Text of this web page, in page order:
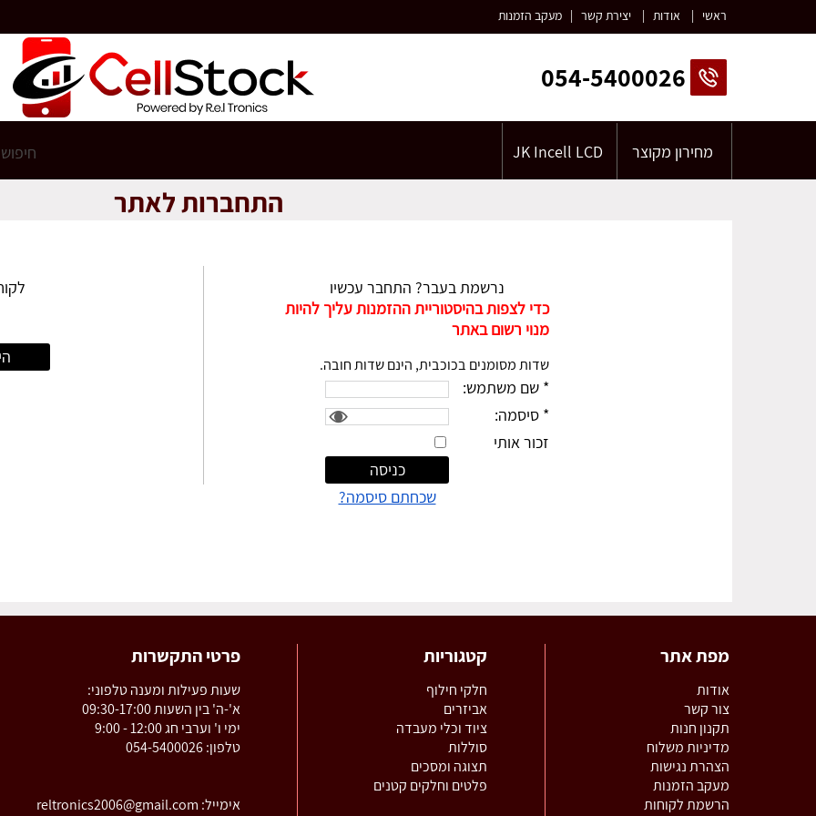
ראשי | אודות | יצירת קשר | מעקב הזמנות
054-5400026
מחירון מקוצר JK Incell LCD
התחברות לאתר
נרשמת בעבר? התחבר עכשיו
כדי לצפות בהיסטוריית ההזמנות עליך להיות
מנוי רשום באתר
שדות מסומנים בכוכבית, הינם שדות חובה.
* שם משתמש:
* סיסמה:
זכור אותי
שכחתם סיסמה?
מפת אתר
אודות
צור קשר
תקנון חנות
מדיניות משלוח
הצהרת נגישות
מעקב הזמנות
הרשמת לקוחות
קטגוריות
חלקי חילוף
אביזרים
ציוד וכלי מעבדה
סוללות
תצוגה ומסכים
פלטים וחלקים קטנים
פרטי התקשרות
שעות פעילות ומענה טלפוני:
א'-ה' בין השעות 09:30-17:00
ימי ו' וערבי חג 12:00 - 9:00
טלפון: 054-5400026
אימייל: reltronics2006@gmail.com